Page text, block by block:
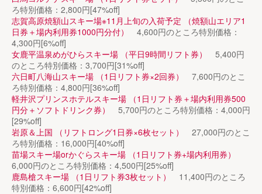
ろ特別価格：2,800円[47%off]
志賀高原焼額山スキー場※11月上旬の入荷予定 （焼額山エリア1
日券＋場内利用券1000円分付）
4,600円のところ特別価格：
4,300円[6%off]
女鹿平温泉めがひらスキー場 （平日9時間リフト券）
5,400円
のところ特別価格：3,700円[31%off]
六日町八海山スキー場 （1日リフト券×2回券）
7,600円のとこ
ろ特別価格：4,800円[36%off]
軽井沢プリンスホテルスキー場 （1日リフト券＋場内利用券500
円分＋ソフトドリンク券）
5,700円のところ特別価格：4,000円
[29%off]
岩原＆上国 （リフトロング1日券×6枚セット）
27,000円のとこ
ろ特別価格：16,000円[40%off]
苗場スキー場orかぐらスキー場 （1日リフト券+場内利用券）
6,000円のところ特別価格：4,500円[25%off]
鹿島槍スキー場 （1日リフト券3枚セット）
11,400円のところ
特別価格：6,600円[42%off]